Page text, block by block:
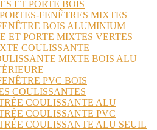
ET PORTE BOIS
FENÊTRES MIXTES
BOIS ALUMINIUM
ET PORTE MIXTES VERTES
COULISSANTE
MIXTE BOIS ALU
PVC BOIS
COULISSANTES
COULISSANTE ALU
COULISSANTE PVC
COULISSANTE ALU SEUIL